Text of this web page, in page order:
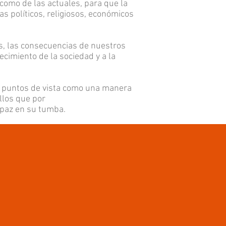
de las actuales, para que la
políticos, religiosos, económicos
las consecuencias de nuestros
de la sociedad y a la
de vista como una manera
que por
en su tumba.